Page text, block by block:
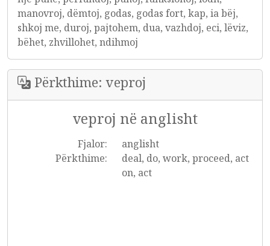
manovroj, dëmtoj, godas, godas fort, kap, ia bëj,
shkoj me, duroj, pajtohem, dua, vazhdoj, eci, lëviz,
bëhet, zhvillohet, ndihmoj
Përkthime: veproj
veproj në anglisht
Fjalor:
anglisht
Përkthime:
deal, do, work, proceed, act
on, act